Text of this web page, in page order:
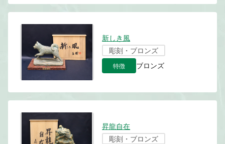
新しき風
彫刻・ブロンズ
特徴 ブロンズ
昇龍自在
彫刻・ブロンズ